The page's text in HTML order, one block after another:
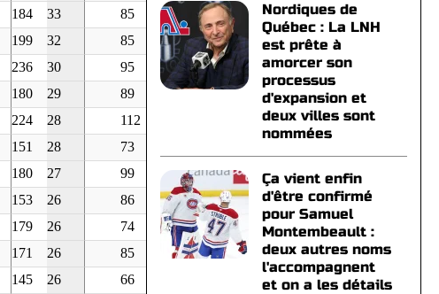
184 33 85 68 179 0 -
199 32 85 34 124 0 -
236 30 95 59 111 0 -
180 29 89 34 108 0 -
224 28 112 -
151 28 73
180 27 99 163 0 -
153 26 86 40 113 0 -
179 26 74 40 161 0 -
171 26 85 30 146 0 -
145 26 66 -
Nordiques de
Québec : La LNH
est prête à
amorcer son
processus
d'expansion et
deux villes sont
nommées
Ça vient enfin
d'être confirmé
pour Samuel
Montembeault :
deux autres noms
l'accompagnent
et on a les détails